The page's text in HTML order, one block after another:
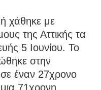
χάθηκε με
της Αττικής τα
5 Ιουνίου. Το
στην
σε έναν 27χρονο
71χρονη